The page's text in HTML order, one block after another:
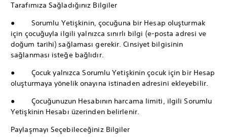
Tarafımıza Sağladığınız Bilgiler
● Sorumlu Yetişkinin, çocuğuna bir Hesap oluşturmak
için çocuğuyla ilgili yalnızca sınırlı bilgi (e-posta adresi ve
doğum tarihi) sağlaması gerekir. Cinsiyet bilgisinin
sağlanması isteğe bağlıdır.
● Çocuk yalnızca Sorumlu Yetişkinin çocuk için bir Hesap
oluşturmaya yönelik onayına istinaden adresini ekleyebilir.
● Çocuğunuzun Hesabının harcama limiti, ilgili Sorumlu
Yetişkinin Hesabı üzerinden belirlenir.
Paylaşmayı Seçebileceğiniz Bilgiler